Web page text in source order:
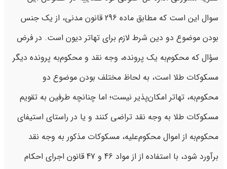
سوال این است که مطابق ماده 296 قانون مدنی، از یک جنس
بودن موضوع دو دین شرط لازم برای تهاتر دیون است. در فرض
سؤال که محکوم‌به یک پرونده، وجه نقد و محکوم‌به پرونده دیگر
مسکوکات طلا است، به لحاظ مختلف بودن موضوع دو
محکوم‌به، تهاتر امکان‌پذیر نیست؛ اما چنانچه طرفین به تقویم
مسکوکات طلا به وجه نقد تراضی کنند و یا در راستای استیفای
محکوم‌به از اموال محکوم‌علیه، مسکوکات مذکور به وجه نقد
برآورد شود، با استفاده از از مواد 46 و 47 قانون اجرای احکام